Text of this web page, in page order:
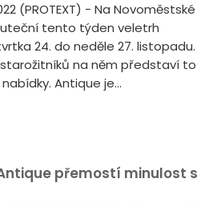
(PROTEXT) - Na Novoměstské
tento týden veletrh
24. do neděle 27. listopadu.
na něm představí to
Antique je...
přemostí minulost s